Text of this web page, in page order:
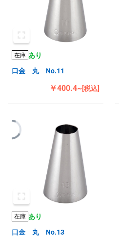
在庫 あり
口金 丸 No.11
￥400.4~[税込]
在庫 あり
口金 丸 No.13